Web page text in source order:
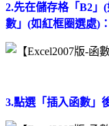
2.先在儲存格「B2」
數」(如紅框圈選處)：
3.點選「插入函數」